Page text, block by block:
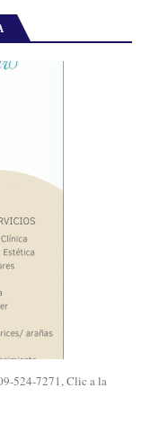
524-7271, Clic a la